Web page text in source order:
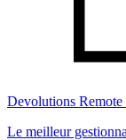
Devolutions
Le meilleur